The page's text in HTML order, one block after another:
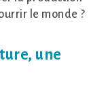
le monde ?
une